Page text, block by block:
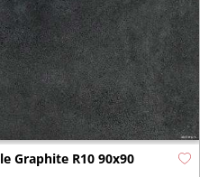
Graphite R10 90x90